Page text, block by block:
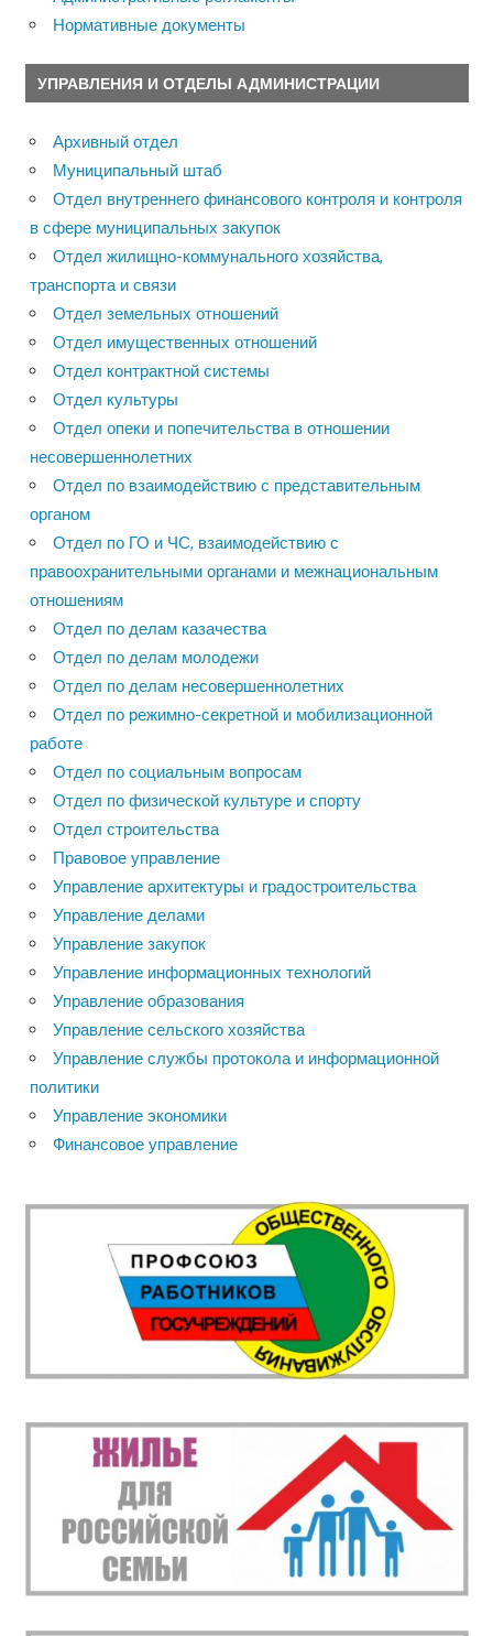
Нормативные документы
УПРАВЛЕНИЯ И ОТДЕЛЫ АДМИНИСТРАЦИИ
Архивный отдел
Муниципальный штаб
Отдел внутреннего финансового контроля и контроля
в сфере муниципальных закупок
Отдел жилищно-коммунального хозяйства,
транспорта и связи
Отдел земельных отношений
Отдел имущественных отношений
Отдел контрактной системы
Отдел культуры
Отдел опеки и попечительства в отношении
несовершеннолетних
Отдел по взаимодействию с представительным
органом
Отдел по ГО и ЧС, взаимодействию с
правоохранительными органами и межнациональным
отношениям
Отдел по делам казачества
Отдел по делам молодежи
Отдел по делам несовершеннолетних
Отдел по режимно-секретной и мобилизационной
работе
Отдел по социальным вопросам
Отдел по физической культуре и спорту
Отдел строительства
Правовое управление
Управление архитектуры и градостроительства
Управление делами
Управление закупок
Управление информационных технологий
Управление образования
Управление сельского хозяйства
Управление службы протокола и информационной
политики
Управление экономики
Финансовое управление